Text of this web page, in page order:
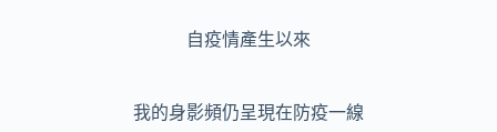
自疫情產生以來
我的身影頻仍呈現在防疫一線